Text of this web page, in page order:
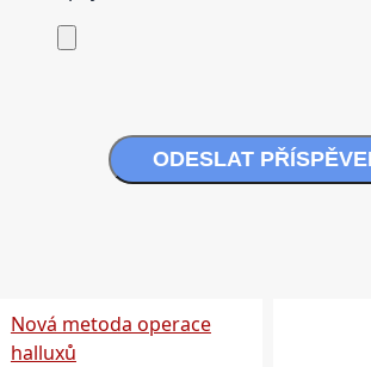
ODESLAT
Nová metoda operace
halluxů